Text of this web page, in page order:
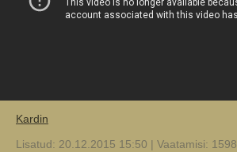
Kardin
Lisatud: 20.12.2015 15:50 | Vaatamisi: 1598